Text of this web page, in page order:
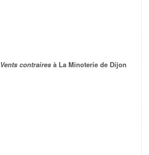
Vents contraires à La Minoterie de Dijon